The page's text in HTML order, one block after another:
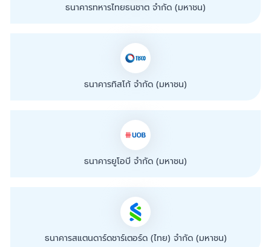
ธนาคารทหารไทยธนชาต จำกัด (มหาชน)
ธนาคารทิสโก้ จำกัด (มหาชน)
ธนาคารยูโอบี จำกัด (มหาชน)
ธนาคารสแตนดาร์ดชาร์เตอร์ด (ไทย) จำกัด (มหาชน)